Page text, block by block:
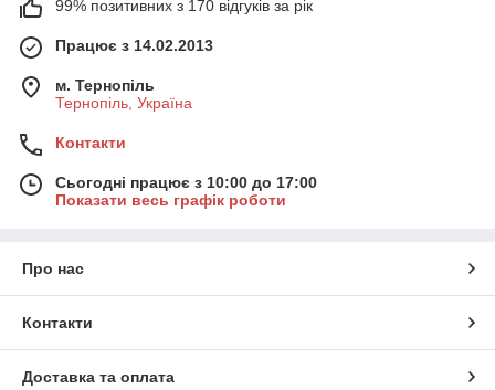
99% позитивних з 170 відгуків за рік
Працює з 14.02.2013
м. Тернопіль
Тернопіль, Україна
Контакти
Сьогодні працює з 10:00 до 17:00
Показати весь графік роботи
Про нас
Контакти
Доставка та оплата